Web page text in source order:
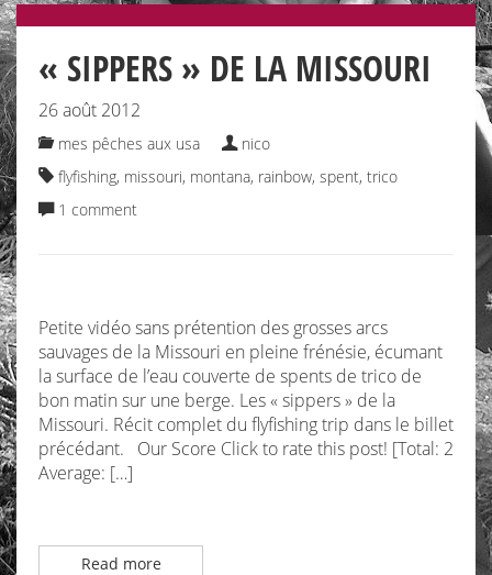
« SIPPERS » DE LA MISSOURI
26 août 2012
mes pêches aux usa
nico
flyfishing, missouri, montana, rainbow, spent, trico
1 comment
Petite vidéo sans prétention des grosses arcs
sauvages de la Missouri en pleine frénésie, écumant
la surface de l’eau couverte de spents de trico de
bon matin sur une berge. Les « sippers » de la
Missouri. Récit complet du flyfishing trip dans le billet
précédant. Our Score Click to rate this post! [Total: 2
Average: […]
Read more